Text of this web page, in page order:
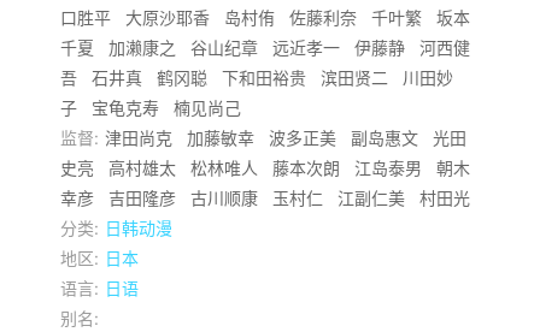
口胜平
大原沙耶香 岛村侑 佐藤利奈 千叶繁
坂本
千夏
加濑康之 谷山纪章 远近孝一 伊藤静
河西健
吾
石井真 鹤冈聪 下和田裕贵 滨田贤二
川田妙
子
宝龟克寿
楠见尚己
监督: 津田尚克 加藤敏幸 波多正美 副岛惠文
光田
史亮
高村雄太 松林唯人 藤本次朗 江岛泰男
朝木
幸彦
吉田隆彦 古川顺康 玉村仁 江副仁美
村田光
分类: 日韩动漫
地区: 日本
语言: 日语
别名: